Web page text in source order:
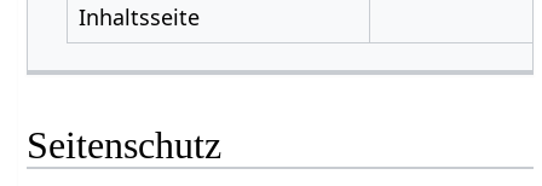
Inhaltsseite
Seitenschutz